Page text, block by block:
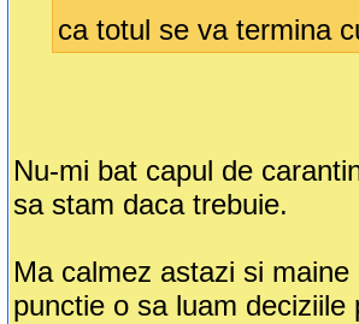
ca totul se va termina
Nu-mi bat capul de
sa stam daca trebuie.
Ma calmez astazi si
punctie o sa luam deciziile